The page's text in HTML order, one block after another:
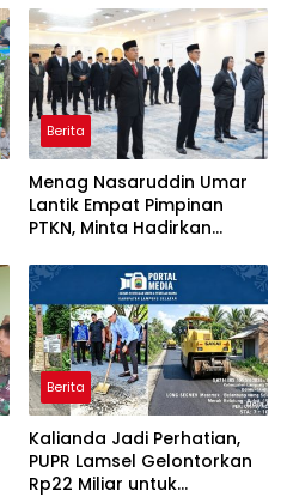
Berita
Menag Nasaruddin Umar
Lantik Empat Pimpinan
PTKN, Minta Hadirkan
Pertama
Berita
Kalianda Jadi Perhatian,
PUPR Lamsel Gelontorkan
Rp22 Miliar untuk